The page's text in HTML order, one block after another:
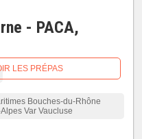
- PACA,
Bouches-du-Rhône
Var Vaucluse
LES PRÉPAS